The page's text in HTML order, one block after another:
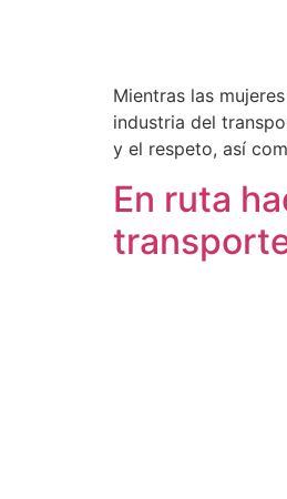
Mientras las
industria del
y el respeto, así
En ruta